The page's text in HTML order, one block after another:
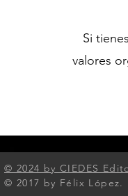
Si
valores
© 2024 by CIEDES
© 2017 by Félix